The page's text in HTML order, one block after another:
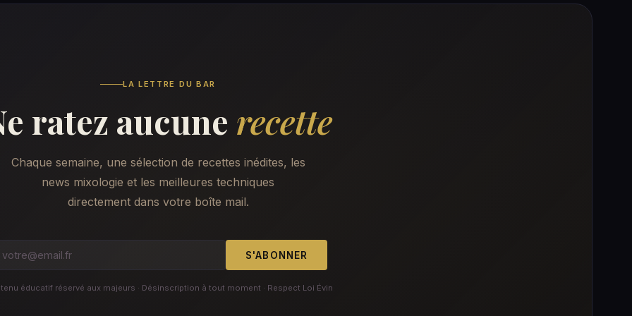
LA LETTRE DU BAR
ratez aucune recette
Chaque semaine, une sélection de recettes inédites, les
news mixologie et les meilleures techniques
directement dans votre boîte mail.
S'ABONNER
éducatif réservé aux majeurs · Désinscription à tout moment · Respect Loi Évin